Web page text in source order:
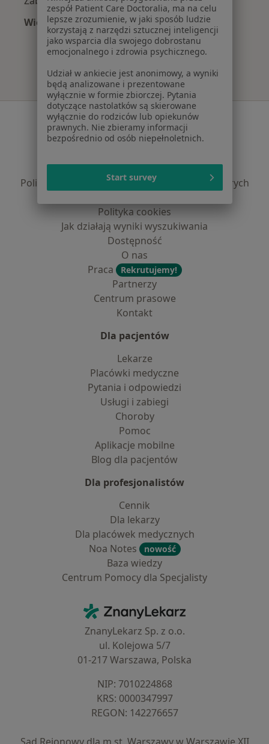
Więcej (3)
Więcej w kategorii: Najczęście leczone choroby
Serwis
Regulamin
Polityka prywatności profesjonalistów
Polityka prywatności dla profesjonalistów, których
Polityka cookies
Jak działają wyniki wyszukiwania
Dostępność
O nas
Praca
Rekrutujemy!
Partnerzy
Centrum prasowe
Kontakt
Dla pacjentów
Lekarze
Placówki medyczne
Pytania i odpowiedzi
Usługi i zabiegi
Choroby
Pomoc
Aplikacje mobilne
Blog dla pacjentów
Dla profesjonalistów
Cennik
Dla lekarzy
Dla placówek medycznych
Noa Notes
nowość
Baza wiedzy
Centrum Pomocy dla Specjalisty
ZnanyLekarz - Strona główna
ZnanyLekarz Sp. z o.o.
ul. Kolejowa 5/7
01-217 Warszawa, Polska
NIP: ⁠7010224868
KRS: ⁠0000347997
REGON: ⁠142276657
zespół Patient Care Doctoralia, ma na celu
lepsze zrozumienie, w jaki sposób ludzie
korzystają z narzędzi sztucznej inteligencji
jako wsparcia dla swojego dobrostanu
emocjonalnego i zdrowia psychicznego.
Udział w ankiecie jest anonimowy, a wyniki
będą analizowane i prezentowane
wyłącznie w formie zbiorczej. Pytania
dotyczące nastolatków są skierowane
wyłącznie do rodziców lub opiekunów
prawnych. Nie zbieramy informacji
bezpośrednio od osób niepełnoletnich.
Start survey